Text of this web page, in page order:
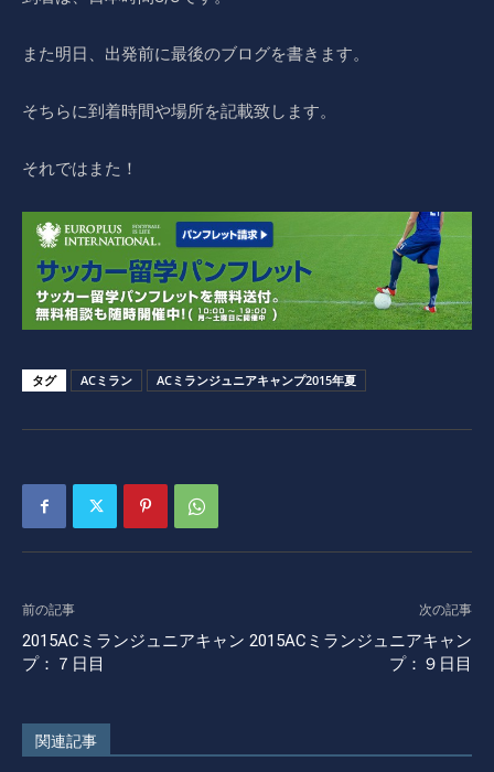
また明日、出発前に最後のブログを書きます。
そちらに到着時間や場所を記載致します。
それではまた！
タグ ACミラン ACミランジュニアキャンプ2015年夏
前の記事
2015ACミランジュニアキャン
プ：７日目
次の記事
2015ACミランジュニアキャン
プ：９日目
関連記事